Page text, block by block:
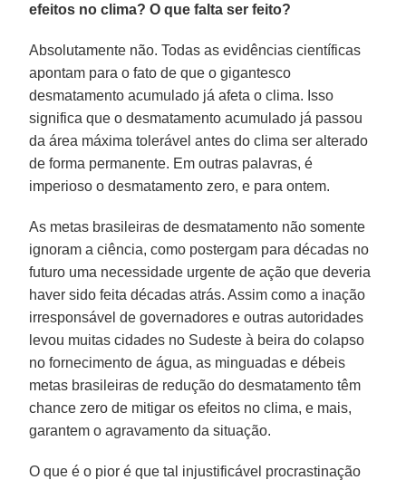
efeitos no clima? O que falta ser feito?
Absolutamente não. Todas as evidências científicas
apontam para o fato de que o gigantesco
desmatamento acumulado já afeta o clima. Isso
significa que o desmatamento acumulado já passou
da área máxima tolerável antes do clima ser alterado
de forma permanente. Em outras palavras, é
imperioso o desmatamento zero, e para ontem.
As metas brasileiras de desmatamento não somente
ignoram a ciência, como postergam para décadas no
futuro uma necessidade urgente de ação que deveria
haver sido feita décadas atrás. Assim como a inação
irresponsável de governadores e outras autoridades
levou muitas cidades no Sudeste à beira do colapso
no fornecimento de água, as minguadas e débeis
metas brasileiras de redução do desmatamento têm
chance zero de mitigar os efeitos no clima, e mais,
garantem o agravamento da situação.
O que é o pior é que tal injustificável procrastinação